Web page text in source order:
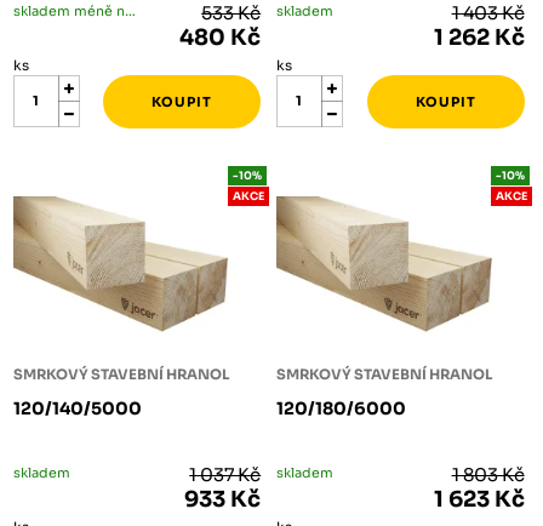
skladem méně než 5 ks 533 Kč
480 Kč
ks
skladem 1 403 Kč
1 262 Kč
ks
SMRKOVÝ STAVEBNÍ HRANOL
120/140/5000
-10%
AKCE
skladem 1 037 Kč
933 Kč
SMRKOVÝ STAVEBNÍ HRANOL
120/180/6000
-10%
AKCE
skladem 1 803 Kč
1 623 Kč